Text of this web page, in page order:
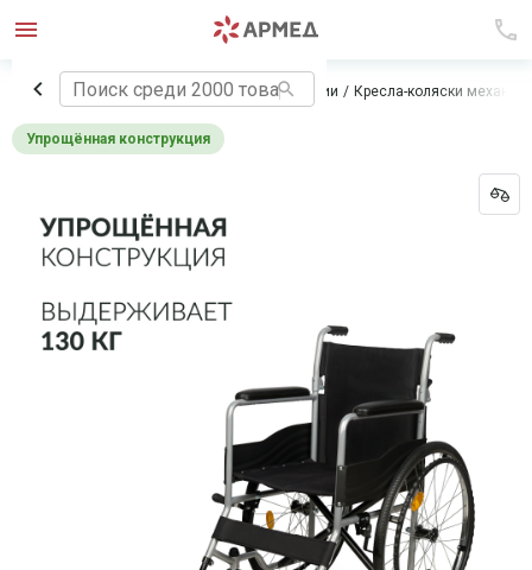
Главная Технические средства реабилитации Кресла-коляски
Упрощённая конструкция